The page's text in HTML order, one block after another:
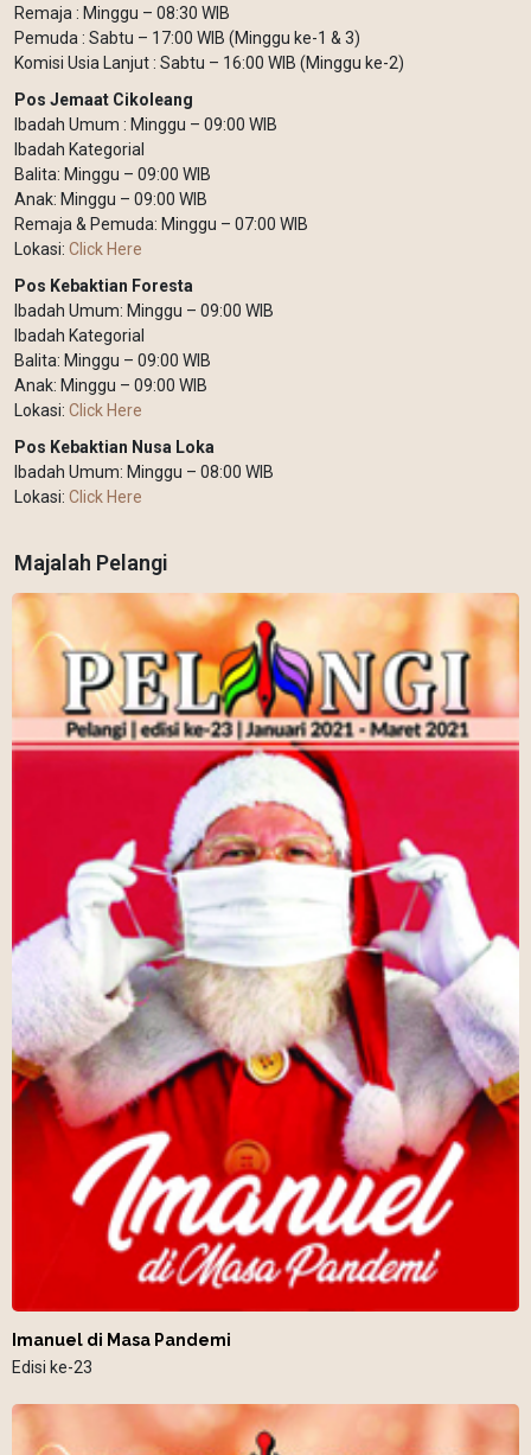
Remaja : Minggu – 08:30 WIB
Pemuda : Sabtu – 17:00 WIB (Minggu ke-1 & 3)
Komisi Usia Lanjut : Sabtu – 16:00 WIB (Minggu ke-2)
Pos Jemaat Cikoleang
Ibadah Umum : Minggu – 09:00 WIB
Ibadah Kategorial
Balita: Minggu – 09:00 WIB
Anak: Minggu – 09:00 WIB
Remaja & Pemuda: Minggu – 07:00 WIB
Lokasi: Click Here
Pos Kebaktian Foresta
Ibadah Umum: Minggu – 09:00 WIB
Ibadah Kategorial
Balita: Minggu – 09:00 WIB
Anak: Minggu – 09:00 WIB
Lokasi: Click Here
Pos Kebaktian Nusa Loka
Ibadah Umum: Minggu – 08:00 WIB
Lokasi: Click Here
Majalah Pelangi
Imanuel di Masa Pandemi
Edisi ke-23